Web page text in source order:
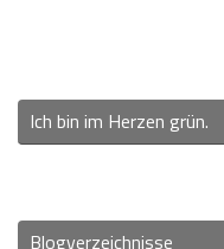
Ich bin im Herzen grün.
Blogverzeichnisse